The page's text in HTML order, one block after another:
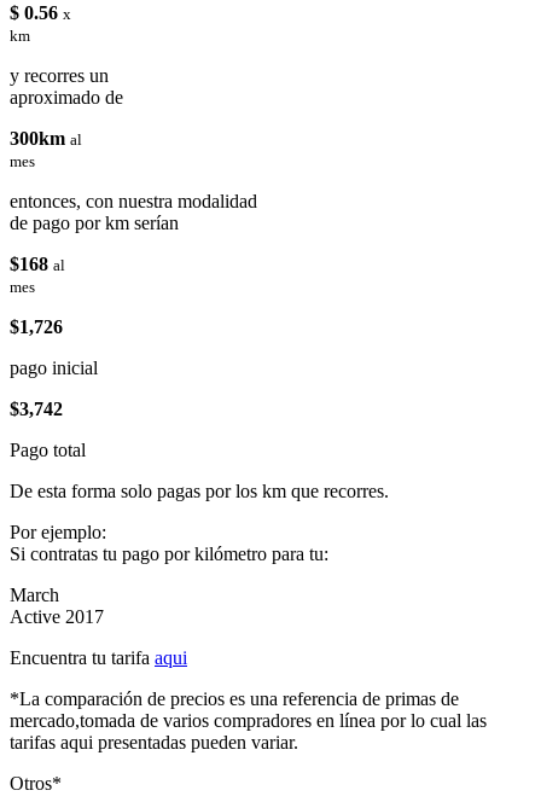
$ 0.56 x
km
y recorres un
aproximado de
300km al
mes
entonces, con nuestra modalidad
de pago por km serían
$168 al
mes
$1,726
pago inicial
$3,742
Pago total
De esta forma solo pagas por los km que recorres.
Por ejemplo:
Si contratas tu pago por kilómetro para tu:
March
Active 2017
Encuentra tu tarifa aqui
*La comparación de precios es una referencia de primas de
mercado,tomada de varios compradores en línea por lo cual las
tarifas aqui presentadas pueden variar.
Otros*